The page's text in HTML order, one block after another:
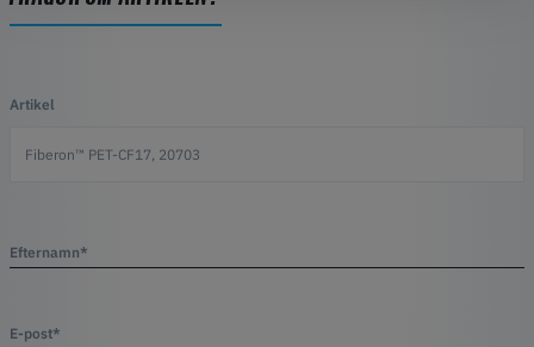
Artikel
Efternamn*
E-post*